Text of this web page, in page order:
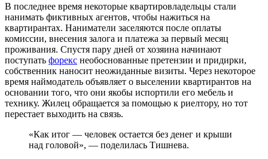
В последнее время некоторые квартировладельцы стали
нанимать фиктивных агентов, чтобы нажиться на
квартирантах. Наниматели заселяются после оплаты
комиссии, внесения залога и платежа за первый месяц
проживания. Спустя пару дней от хозяина начинают
поступать форекс необоснованные претензии и придирки,
собственник наносит неожиданные визиты. Через некоторое
время наймодатель объявляет о выселении квартирантов на
основании того, что они якобы испортили его мебель и
технику. Жилец обращается за помощью к риелтору, но тот
перестает выходить на связь.
«Как итог — человек остается без денег и крыши
над головой», — поделилась Тишнева.